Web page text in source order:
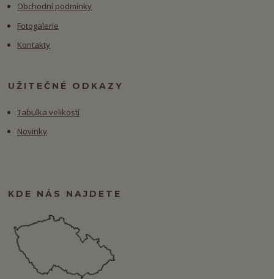
Obchodní podmínky
Fotogalerie
Kontakty
UŽITEČNÉ ODKAZY
Tabulka velikostí
Novinky
KDE NÁS NAJDETE